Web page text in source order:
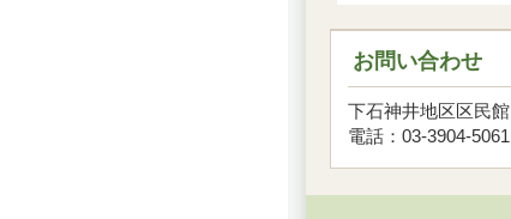
お問い合わせ
下石神井地区区民館
電話：03-3904-5061